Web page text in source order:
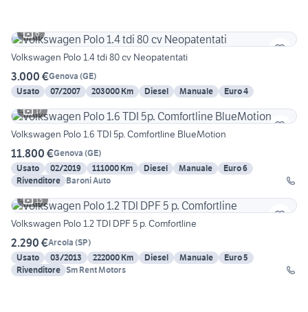
6
Volkswagen Polo 1.4 tdi 80 cv Neopatentati
3.000 €Genova (GE)
Usato
07/2007 203000 Km Diesel Manuale
Euro 4
17
Volkswagen Polo 1.6 TDI 5p. Comfortline BlueMotion
11.800 €Genova (GE)
Usato
02/2019 111000 Km Diesel Manuale
Euro 6
Rivenditore Baroni Auto
13
Volkswagen Polo 1.2 TDI DPF 5 p. Comfortline
2.290 €Arcola (SP)
Usato
03/2013 222000 Km Diesel Manuale
Euro 5
Rivenditore Sm Rent Motors